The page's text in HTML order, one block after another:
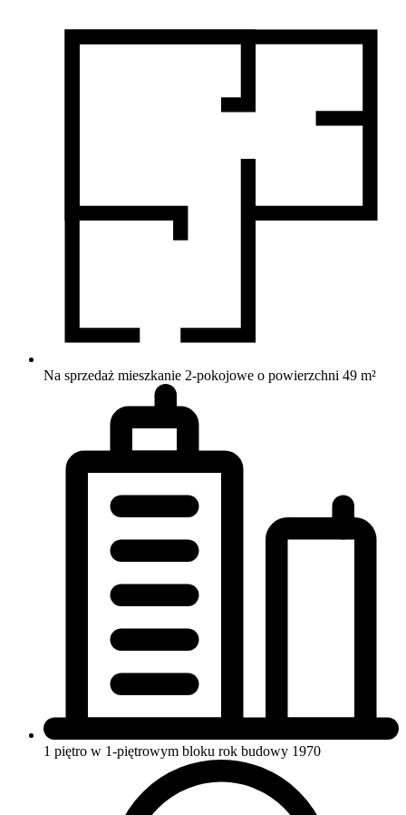
Na sprzedaż mieszkanie 2-pokojowe o powierzchni 49 m²
1 piętro w 1-piętrowym bloku rok budowy 1970